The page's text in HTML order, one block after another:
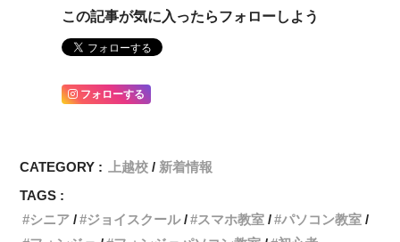
この記事が気に入ったらフォローしよう
フォローする
CATEGORY : 上越校
新着情報
TAGS :
シニア
ジョイスクール スマホ教室
パソコン教室